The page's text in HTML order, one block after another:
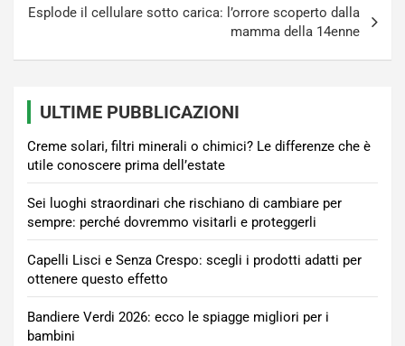
Esplode il cellulare sotto carica: l’orrore scoperto dalla
mamma della 14enne
ULTIME PUBBLICAZIONI
Creme solari, filtri minerali o chimici? Le differenze che è
utile conoscere prima dell’estate
Sei luoghi straordinari che rischiano di cambiare per
sempre: perché dovremmo visitarli e proteggerli
Capelli Lisci e Senza Crespo: scegli i prodotti adatti per
ottenere questo effetto
Bandiere Verdi 2026: ecco le spiagge migliori per i
bambini